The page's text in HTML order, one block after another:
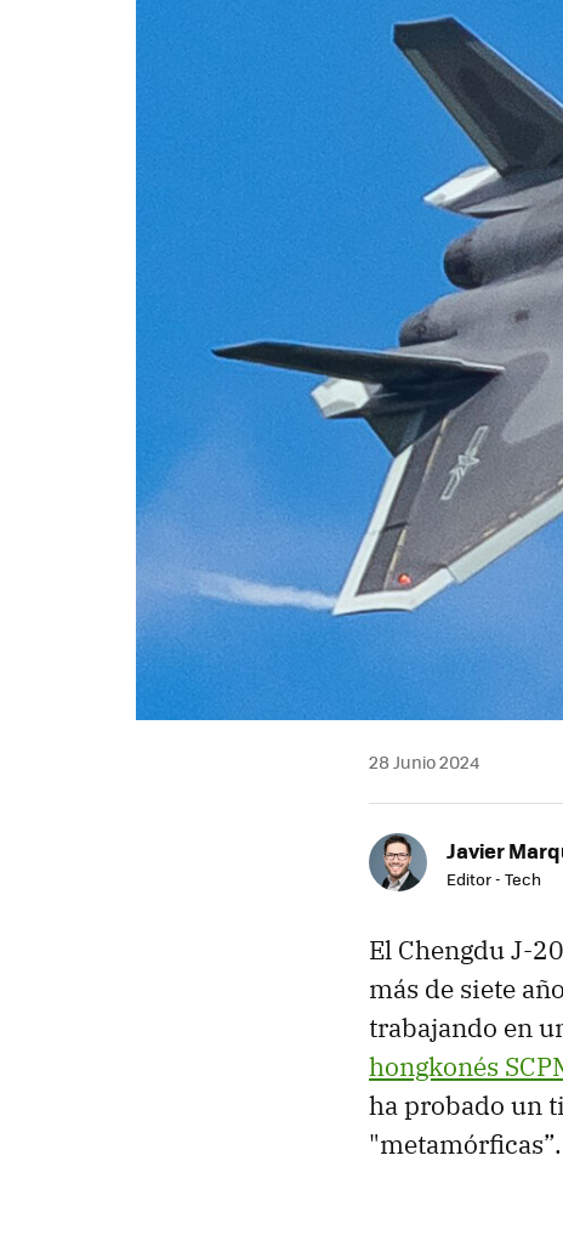
28 Junio 2024
Javier
Editor - Tech
El Chengdu J-
más de siete
trabajando en
hongkonés
ha probado un
"metamórficas”.